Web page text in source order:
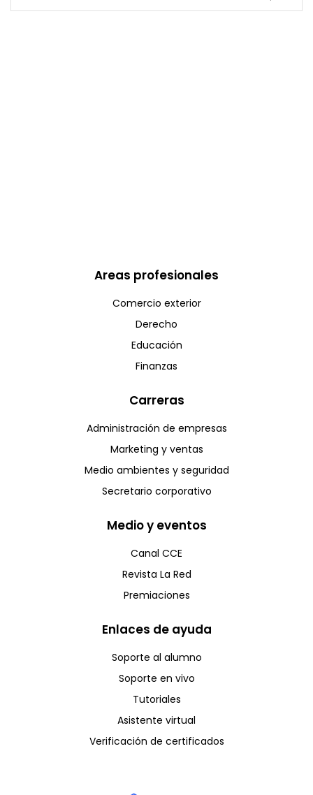
Areas profesionales
Comercio exterior
Derecho
Educación
Finanzas
Carreras
Administración de empresas
Marketing y ventas
Medio ambientes y seguridad
Secretario corporativo
Medio y eventos
Canal CCE
Revista La Red
Premiaciones
Enlaces de ayuda
Soporte al alumno
Soporte en vivo
Tutoriales
Asistente virtual
Verificación de certificados